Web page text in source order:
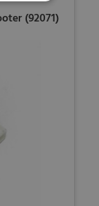
(92071)